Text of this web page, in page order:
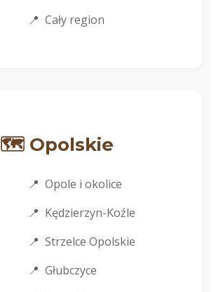
Cały region
🗺️ Opolskie
Opole i okolice
Kędzierzyn-Koźle
Strzelce Opolskie
Głubczyce